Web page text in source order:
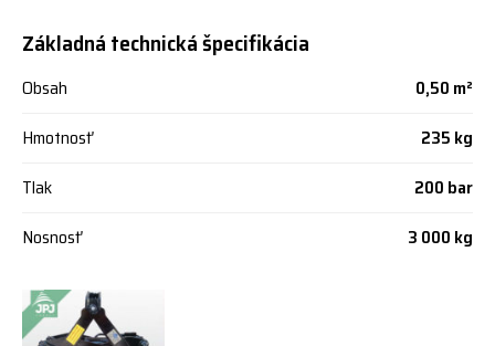
Základná technická špecifikácia
Obsah
0,50 m²
Hmotnosť
235 kg
Tlak
200 bar
Nosnosť
3 000 kg